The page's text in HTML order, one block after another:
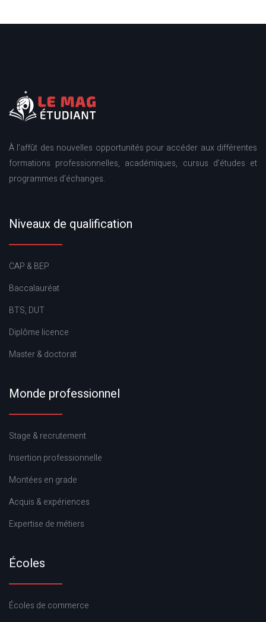
À l’affût des nouvelles opportunités pour accéder aux différentes
formations professionnelles, académiques, cursus d’études et
programmes d’échanges.
Niveaux de qualification
CAP & BEP
Baccalauréat
BTS, DUT
Diplôme licence
Master & doctorat
Monde professionnel
Stage & recrutement
Insertion professionnelle
Montées en grade
Acquis & expériences
Expertise de métiers
Écoles
Écoles de commerce